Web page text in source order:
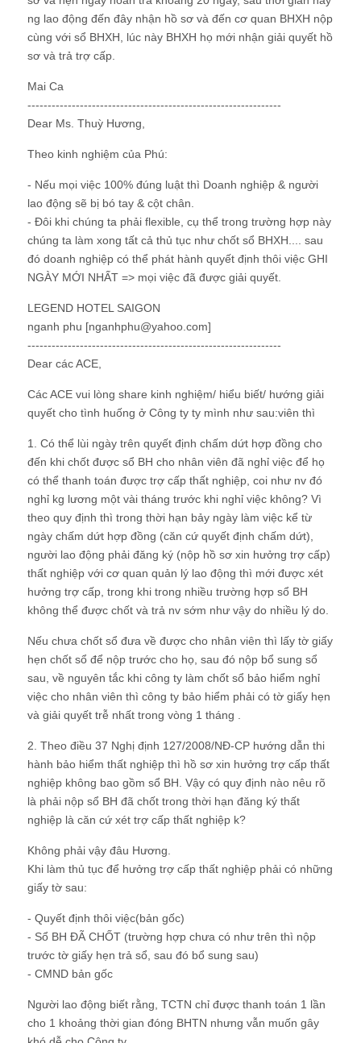
ng lao động đến đây nhận hồ sơ và đến cơ quan BHXH nộp
cùng với sổ BHXH, lúc này BHXH họ mới nhận giải quyết hồ
sơ và trả trợ cấp.
Mai Ca
---------------------------------------------------------------
Dear Ms. Thuỳ Hương,
Theo kinh nghiệm của Phú:
- Nếu mọi việc 100% đúng luật thì Doanh nghiệp & người
lao động sẽ bị bó tay & cột chân.
- Đôi khi chúng ta phải flexible, cụ thể trong trường hợp này
chúng ta làm xong tất cả thủ tục như chốt sổ BHXH.... sau
đó doanh nghiệp có thể phát hành quyết định thôi việc GHI
NGÀY MỚI NHẤT => mọi việc đã được giải quyết.
LEGEND HOTEL SAIGON
nganh phu [nganhphu@yahoo.com]
---------------------------------------------------------------
Dear các ACE,
Các ACE vui lòng share kinh nghiệm/ hiểu biết/ hướng giải
quyết cho tình huống ở Công ty ty mình như sau:viên thì
1. Có thể lùi ngày trên quyết định chấm dứt hợp đồng cho
đến khi chốt được sổ BH cho nhân viên đã nghỉ việc để họ
có thể thanh toán được trợ cấp thất nghiệp, coi như nv đó
nghỉ kg lương một vài tháng trước khi nghỉ việc không? Vì
theo quy định thì trong thời hạn bảy ngày làm việc kể từ
ngày chấm dứt hợp đồng (căn cứ quyết định chấm dứt),
người lao động phải đăng ký (nộp hồ sơ xin hưởng trợ cấp)
thất nghiệp với cơ quan quản lý lao động thì mới được xét
hưởng trợ cấp, trong khi trong nhiều trường hợp sổ BH
không thể được chốt và trả nv sớm như vậy do nhiều lý do.
Nếu chưa chốt sổ đưa về được cho nhân viên thì lấy tờ giấy
hẹn chốt sổ để nộp trước cho họ, sau đó nộp bổ sung sổ
sau, về nguyên tắc khi công ty làm chốt sổ bảo hiểm nghỉ
việc cho nhân viên thì công ty bảo hiểm phải có tờ giấy hẹn
và giải quyết trễ nhất trong vòng 1 tháng .
2. Theo điều 37 Nghị định 127/2008/NĐ-CP hướng dẫn thi
hành bảo hiểm thất nghiệp thì hồ sơ xin hưởng trợ cấp thất
nghiệp không bao gồm sổ BH. Vậy có quy định nào nêu rõ
là phải nộp sổ BH đã chốt trong thời hạn đăng ký thất
nghiệp là căn cứ xét trợ cấp thất nghiệp k?
Không phải vậy đâu Hương.
Khi làm thủ tục để hưởng trợ cấp thất nghiệp phải có những
giấy tờ sau:
- Quyết định thôi việc(bản gốc)
- Sổ BH ĐÃ CHỐT (trường hợp chưa có như trên thì nộp
trước tờ giấy hẹn trả sổ, sau đó bổ sung sau)
- CMND bản gốc
Người lao động biết rằng, TCTN chỉ được thanh toán 1 lần
cho 1 khoảng thời gian đóng BHTN nhưng vẫn muốn gây